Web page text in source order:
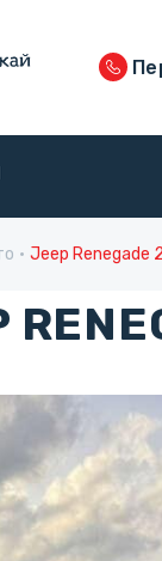
Jeep Renegade